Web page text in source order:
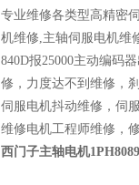
专业维修各类型高精密
机维修,主轴伺服电机维
840D报25000主动编码
修，力度达不到维修，
伺服电机抖动维修，伺
维修电机工程师维修，
西门子主轴电机